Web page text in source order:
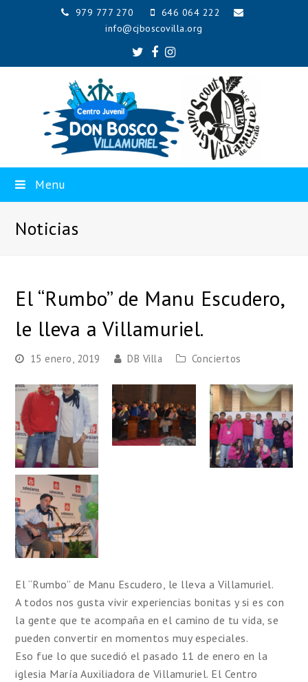
979 777 270
646 064 222
info@cjboscovilla.org
TwitterFacebook
Instagram
Menu
Noticias
El “Rumbo” de Manu Escudero,
le lleva a Villamuriel.
15 enero, 2019 DB Villa Conciertos
El “Rumbo” de Manu Escudero, le lleva a Villamuriel.
A todos nos gusta vivir experiencias bonitas y si es con
la gente que te acompaña en el camino de tu vida, se
pueden convertir en momentos muy especiales.
Eso fue lo que sucedió el pasado 11 de enero en la
iglesia María Auxiliadora de Villamuriel. El Centro